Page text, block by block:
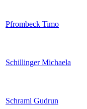
Pfrombeck Timo
Schillinger Michaela
Schraml Gudrun